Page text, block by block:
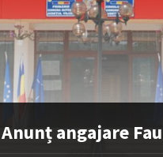
Anunț angajare